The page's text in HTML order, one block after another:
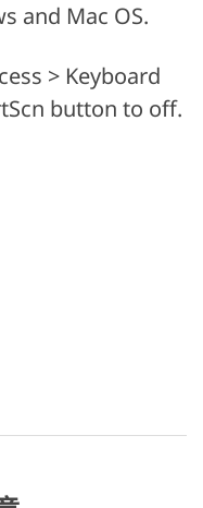
and Mac OS.
> Keyboard
button to off.